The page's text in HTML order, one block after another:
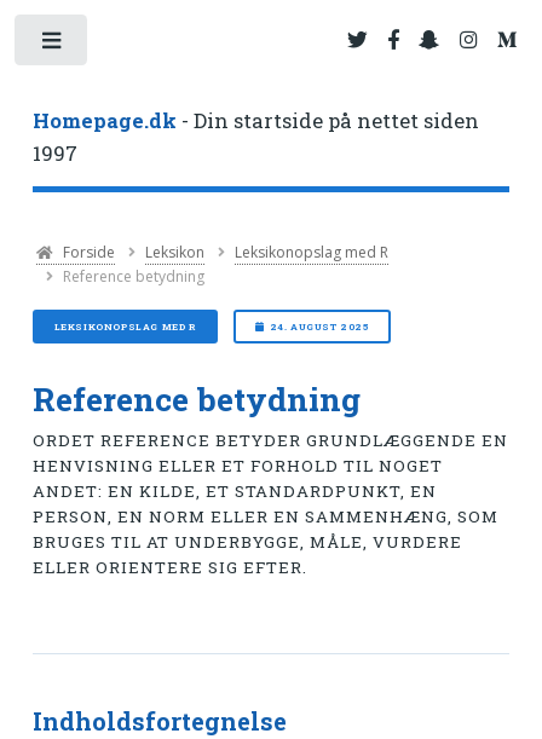
Homepage.dk - Din startside på nettet siden
1997
Forside Leksikon
Leksikonopslag med R
Reference betydning
LEKSIKONOPSLAG MED R 24. AUGUST 2025
Reference betydning
ORDET REFERENCE BETYDER GRUNDLÆGGENDE EN
HENVISNING ELLER ET FORHOLD TIL NOGET
ANDET: EN KILDE, ET STANDARDPUNKT, EN
PERSON, EN NORM ELLER EN SAMMENHÆNG, SOM
BRUGES TIL AT UNDERBYGGE, MÅLE, VURDERE
ELLER ORIENTERE SIG EFTER.
Indholdsfortegnelse